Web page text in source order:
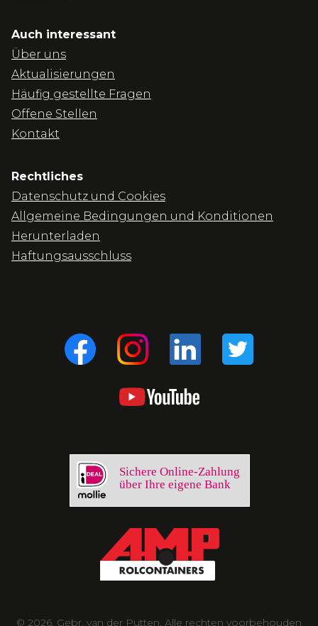
Auch interessant
Über uns
Aktualisierungen
Häufig gestellte Fragen
Offene Stellen
Kontakt
Rechtliches
Datenschutz und Cookies
Allgemeine Bedingungen und Konditionen
Herunterladen
Haftungsausschluss
Sichere Online-Zahlung
über Ihre eigene Bank
© 2026, Gebr. van der Putten. Alle rechten voorbehouden